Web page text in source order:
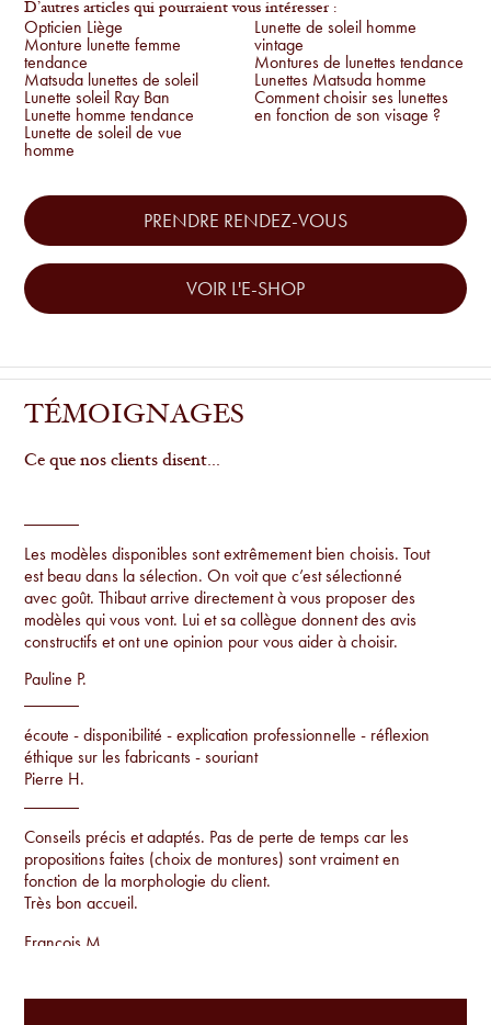
D’autres articles qui pourraient vous intéresser :
Opticien Liège
Monture lunette femme
tendance
Matsuda lunettes de soleil
Lunette soleil Ray Ban
Lunette homme tendance
Lunette de soleil de vue
homme
Lunette de soleil homme
vintage
Montures de lunettes tendance
Lunettes Matsuda homme
Comment choisir ses lunettes
en fonction de son visage ?
PRENDRE RENDEZ-VOUS
VOIR L'E-SHOP
TÉMOIGNAGES
Ce que nos clients disent...
Les modèles disponibles sont extrêmement bien choisis. Tout
est beau dans la sélection. On voit que c’est sélectionné
avec goût. Thibaut arrive directement à vous proposer des
modèles qui vous vont. Lui et sa collègue donnent des avis
constructifs et ont une opinion pour vous aider à choisir.
Pauline P.
écoute - disponibilité - explication professionnelle - réflexion
éthique sur les fabricants - souriant
Pierre H.
Conseils précis et adaptés. Pas de perte de temps car les
propositions faites (choix de montures) sont vraiment en
fonction de la morphologie du client.
Très bon accueil.
Francois M.
Conseils par rapport à la morphologie, proposition de